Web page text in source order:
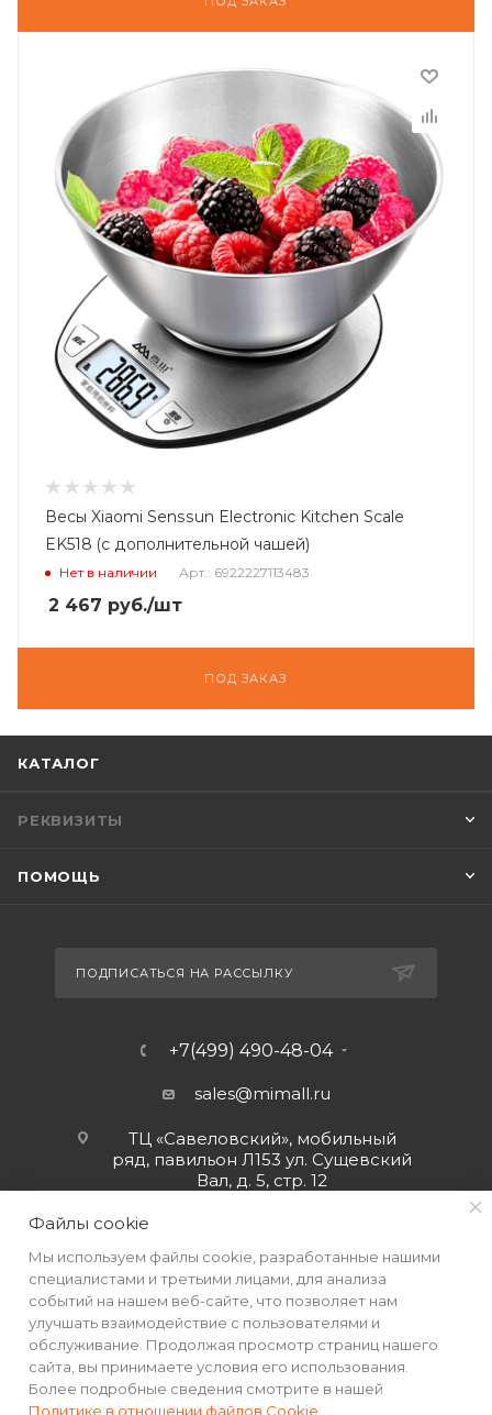
Весы Xiaomi Senssun Electronic Kitchen Scale
EK518 (с дополнительной чашей)
Нет в наличии Арт.: 6922227113483
2 467 руб./шт
ПОД ЗАКАЗ
КАТАЛОГ
РЕКВИЗИТЫ
ПОМОЩЬ
ПОДПИСАТЬСЯ НА РАССЫЛКУ
+7(499) 490-48-04
sales@mimall.ru
ТЦ «Савеловский», мобильный
ряд, павильон Л153 ул. Сущевский
Вал, д. 5, стр. 12
Файлы cookie
Мы используем файлы cookie, разработанные нашими
специалистами и третьими лицами, для анализа
событий на нашем веб-сайте, что позволяет нам
улучшать взаимодействие с пользователями и
обслуживание. Продолжая просмотр страниц нашего
сайта, вы принимаете условия его использования.
Более подробные сведения смотрите в нашей
Политике в отношении файлов Cookie